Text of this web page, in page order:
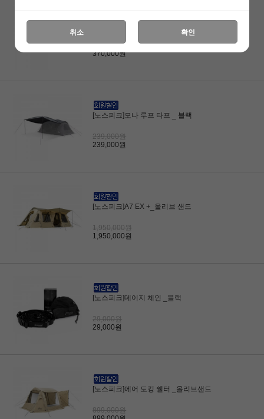
[노스피크]헤일로 타프 플라이_올리브샌드
370,000원
370,000원
[노스피크]모나 루프 타프 _ 블랙
239,000원
239,000원
[노스피크]A7 EX +_올리브 샌드
1,950,000원
1,950,000원
[노스피크]데이지 체인 _블랙
29,000원
29,000원
[노스피크]에어 도킹 쉘터 _올리브샌드
899,000원
취소 확인